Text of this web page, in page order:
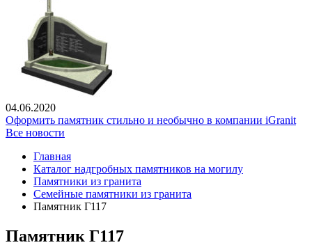
04.06.2020
Оформить памятник стильно и необычно в компании iGranit
Все новости
Главная
Каталог надгробных памятников на могилу
Памятники из гранита
Семейные памятники из гранита
Памятник Г117
Памятник Г117